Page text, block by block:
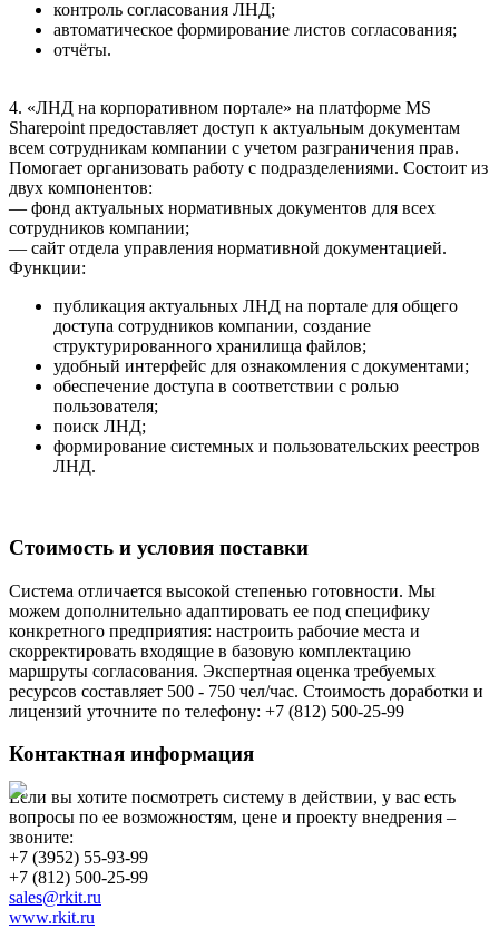
контроль согласования ЛНД;
автоматическое формирование листов согласования;
отчёты.
4. «ЛНД на корпоративном портале» на платформе MS
Sharepoint предоставляет доступ к актуальным документам
всем сотрудникам компании с учетом разграничения прав.
Помогает организовать работу с подразделениями. Состоит из
двух компонентов:
— фонд актуальных нормативных документов для всех
сотрудников компании;
— сайт отдела управления нормативной документацией.
Функции:
публикация актуальных ЛНД на портале для общего
доступа сотрудников компании, создание
структурированного хранилища файлов;
удобный интерфейс для ознакомления с документами;
обеспечение доступа в соответствии с ролью
пользователя;
поиск ЛНД;
формирование системных и пользовательских реестров
ЛНД.
Стоимость и условия поставки
Система отличается высокой степенью готовности. Мы
можем дополнительно адаптировать ее под специфику
конкретного предприятия: настроить рабочие места и
скорректировать входящие в базовую комплектацию
маршруты согласования. Экспертная оценка требуемых
ресурсов составляет 500 - 750 чел/час. Стоимость доработки и
лицензий уточните по телефону: +7 (812) 500-25-99
Контактная информация
Если вы хотите посмотреть систему в действии, у вас есть
вопросы по ее возможностям, цене и проекту внедрения –
звоните:
+7 (3952) 55-93-99
+7 (812) 500-25-99
sales@rkit.ru
www.rkit.ru